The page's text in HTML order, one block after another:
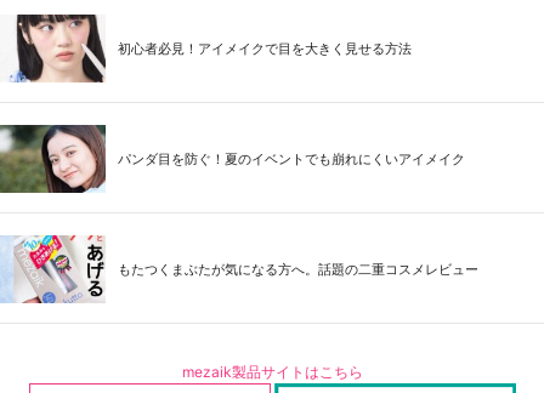
初心者必見！アイメイクで目を大きく見せる方法
パンダ目を防ぐ！夏のイベントでも崩れにくいアイメイク
もたつくまぶたが気になる方へ。話題の二重コスメレビュー
mezaik製品サイトはこちら